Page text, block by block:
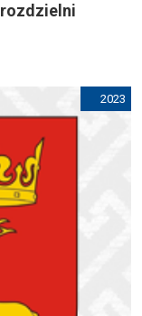
2023